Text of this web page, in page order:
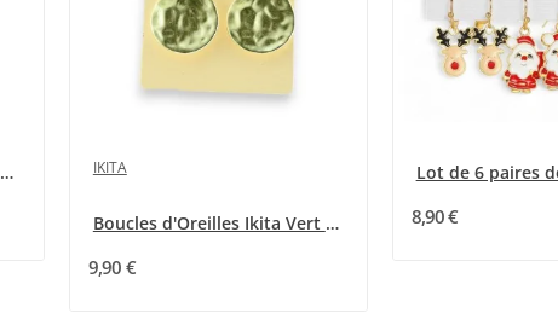
Boucles d'oreilles acier argenté pendante... IKITA
Boucles d'Oreilles Ikita Vert d'Eau
9,90 €
8,90 €